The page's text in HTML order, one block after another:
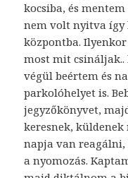
kocsiba, és
nem volt nyitva így
központba.
most mit
végül beértem és
parkolóhelyet is.
jegyzőkönyvet,
keresnek,
napja van
a nyomozás.